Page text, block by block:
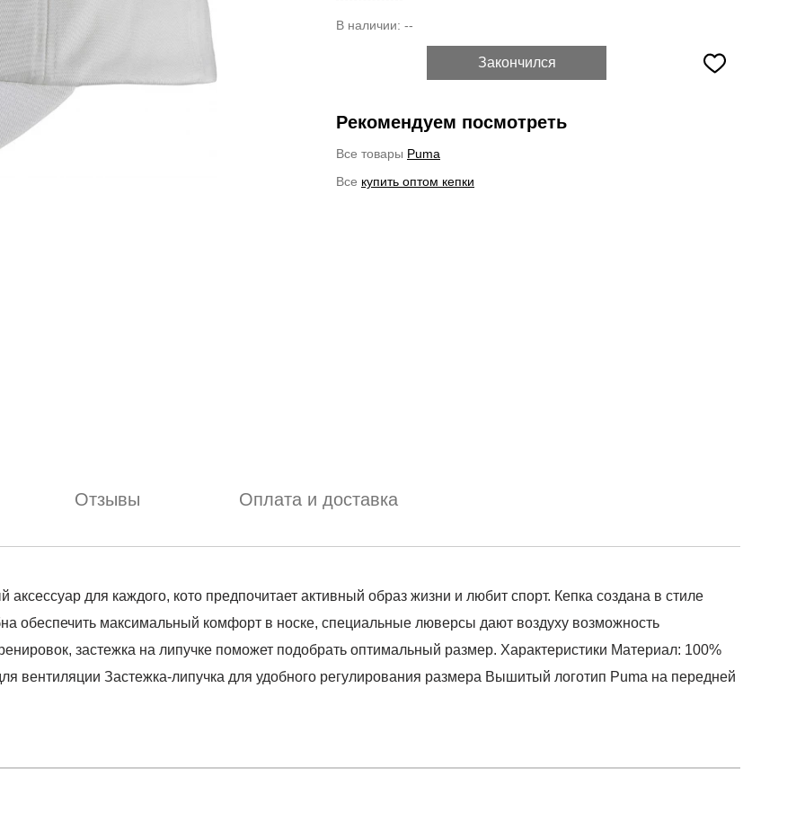
В наличии: --
Закончился
Рекомендуем посмотреть
Все товары Puma
Все купить оптом кепки
Отзывы Оплата и доставка
для каждого, кото предпочитает активный образ жизни и любит спорт. Кепка создана в стиле
обеспечить максимальный комфорт в носке, специальные люверсы дают воздуху возможность
застежка на липучке поможет подобрать оптимальный размер. Характеристики Материал: 100%
вентиляции Застежка-липучка для удобного регулирования размера Вышитый логотип Puma на передней